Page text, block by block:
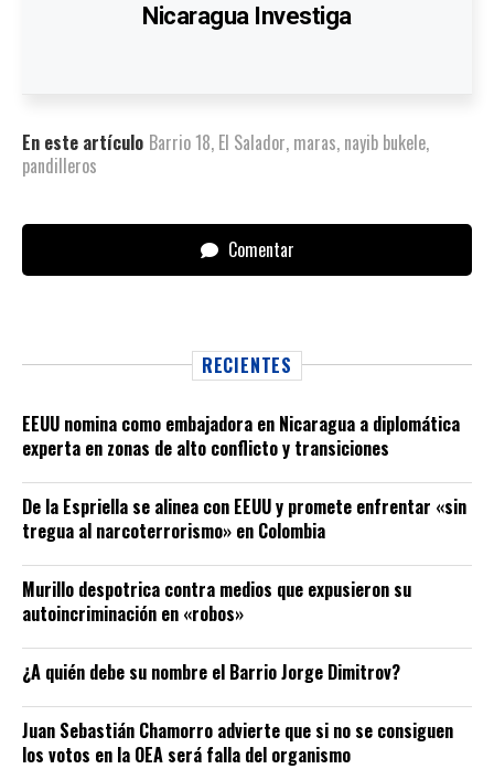
Nicaragua Investiga
En este artículo Barrio 18, El Salador, maras, nayib bukele,
pandilleros
Comentar
RECIENTES
EEUU nomina como embajadora en Nicaragua a diplomática
experta en zonas de alto conflicto y transiciones
De la Espriella se alinea con EEUU y promete enfrentar «sin
tregua al narcoterrorismo» en Colombia
Murillo despotrica contra medios que expusieron su
autoincriminación en «robos»
¿A quién debe su nombre el Barrio Jorge Dimitrov?
Juan Sebastián Chamorro advierte que si no se consiguen
los votos en la OEA será falla del organismo